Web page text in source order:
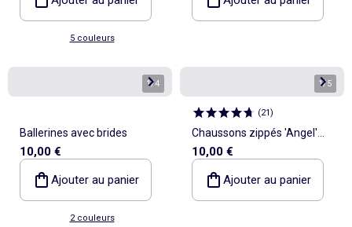
5 couleurs
1/4
Ballerines avec brides
10,00 €
Ajouter au panier
2 couleurs
1/5
(21)
Chaussons zippés 'Angel'
'Stitch'
10,00 €
Ajouter au panier